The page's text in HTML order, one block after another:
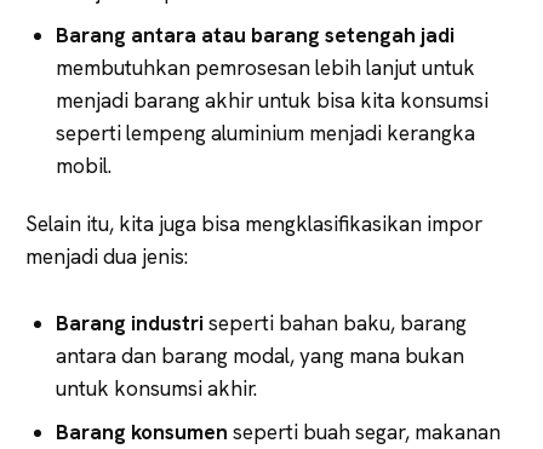
Barang antara atau barang setengah jadi
membutuhkan pemrosesan lebih lanjut untuk
menjadi barang akhir untuk bisa kita konsumsi
seperti lempeng aluminium menjadi kerangka
mobil.
Selain itu, kita juga bisa mengklasifikasikan impor
menjadi dua jenis:
Barang industriseperti bahan baku, barang
antara dan barang modal, yang mana bukan
untuk konsumsi akhir.
Barang konsumen seperti buah segar, makanan